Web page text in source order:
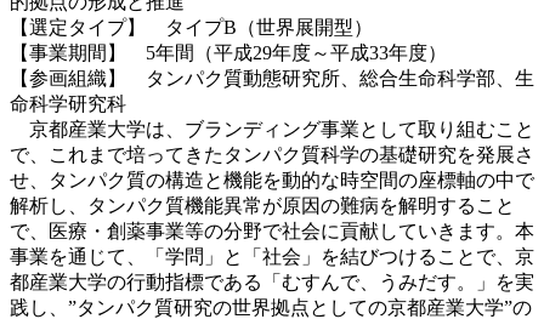
【選定タイプ】 タイプB（世界展開型）
【事業期間】 5年間（平成29年度～平成33年度）
【参画組織】 タンパク質動態研究所、総合生命科学部、生
命科学研究科
京都産業大学は、ブランディング事業として取り組むこと
で、これまで培ってきたタンパク質科学の基礎研究を発展さ
せ、タンパク質の構造と機能を動的な時空間の座標軸の中で
解析し、タンパク質機能異常が原因の難病を解明すること
で、医療・創薬事業等の分野で社会に貢献していきます。本
事業を通じて、「学問」と「社会」を結びつけることで、京
都産業大学の行動指標である「むすんで、うみだす。」を実
践し、”タンパク質研究の世界拠点としての京都産業大学”の